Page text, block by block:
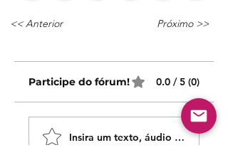
<< Anterior Próximo >>
Participe do fórum! 0.0 / 5 (0)
Insira um texto, áudio ou vídeo!